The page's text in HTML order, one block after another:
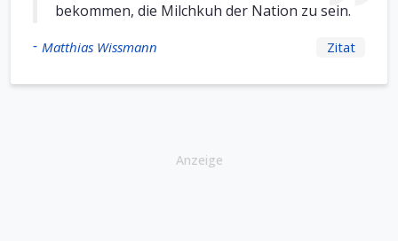
bekommen, die Milchkuh der Nation zu sein.
- Matthias Wissmann Zitat
Anzeige